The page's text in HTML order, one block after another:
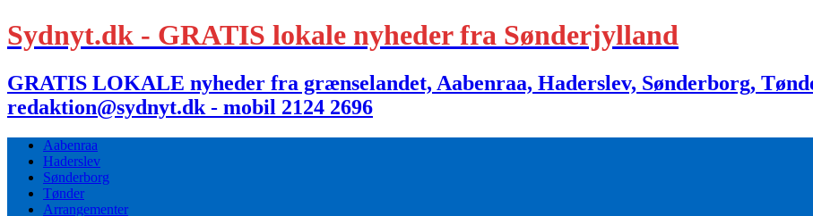
Sydnyt.dk - GRATIS lokale nyheder fra Sønderjylland
GRATIS LOKALE nyheder fra grænselandet, Aabenraa, Haderslev, Sønderborg,
redaktion@sydnyt.dk - mobil 2124 2696
Aabenraa
Haderslev
Sønderborg
Tønder
Arrangementer